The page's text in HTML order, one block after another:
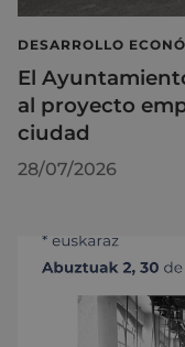
DESARROLLO
El
al proyecto
ciudad
28/07/2026